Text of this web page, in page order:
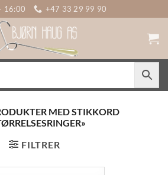
16:00 +47 33 29 99 90
MED STIKKORD
FILTRER